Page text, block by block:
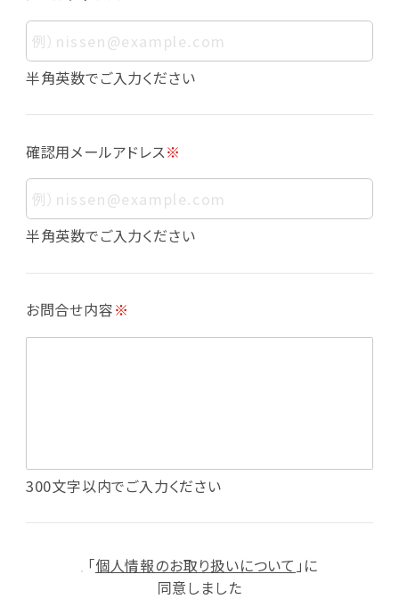
も、他の情報と容易に照合することで、結果的に
お客様個人を識別できるものも個人情報に含ま
れます。
個人情報の利用目的について
下の通りであり、これらの目的達成の範囲を超
えてお客様の個人情報を利用することはありま
せん。
・会員登録者の個人認証
・会員ポイントプログラムの運営
・メールマガジンの配信
・本サービスに関する規約等の変更の通知
・投稿したクチコミ情報、写真の本サービスへの
・メールマガジン、お知らせ、広告等の配信
（2）ユーザーからのお問い合わせへの対応
半角英数でご入力ください
確認用メールアドレス※
半角英数でご入力ください
お問合せ内容※
300文字以内でご入力ください
「個人情報のお取り扱いについて 」に
同意しました